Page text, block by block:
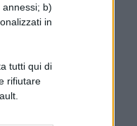
b)
in
tutti qui di
rifiutare